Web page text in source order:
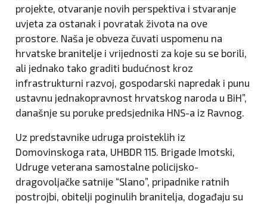
projekte, otvaranje novih perspektiva i stvaranje
uvjeta za ostanak i povratak života na ove
prostore. Naša je obveza čuvati uspomenu na
hrvatske branitelje i vrijednosti za koje su se borili,
ali jednako tako graditi budućnost kroz
infrastrukturni razvoj, gospodarski napredak i punu
ustavnu jednakopravnost hrvatskog naroda u BiH”,
današnje su poruke predsjednika HNS-a iz Ravnog.
Uz predstavnike udruga proisteklih iz
Domovinskoga rata, UHBDR 115. Brigade Imotski,
Udruge veterana samostalne policijsko-
dragovoljačke satnije “Slano”, pripadnike ratnih
postrojbi, obitelji poginulih branitelja, događaju su